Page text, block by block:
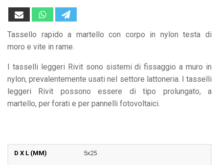
Tassello rapido a martello con corpo in nylon testa di
moro e vite in rame.
I tasselli leggeri Rivit sono sistemi di fissaggio a muro in
nylon, prevalentemente usati nel settore lattoneria. I tasselli
leggeri Rivit possono essere di tipo prolungato, a
martello, per forati e per pannelli fotovoltaici.
5x25